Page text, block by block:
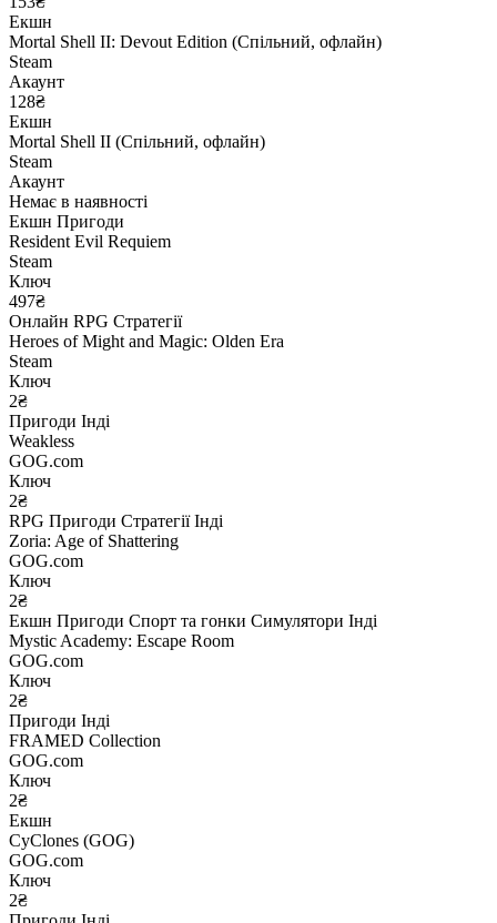
Екшн
Mortal Shell II: Devout Edition (Спільний, офлайн)
Steam
Акаунт
128₴
Екшн
Mortal Shell II (Спільний, офлайн)
Steam
Акаунт
Немає в наявності
Екшн Пригоди
Resident Evil Requiem
Steam
Ключ
497₴
Онлайн RPG Стратегії
Heroes of Might and Magic: Olden Era
Steam
Ключ
2₴
Пригоди Інді
Weakless
GOG.com
Ключ
2₴
RPG Пригоди Стратегії Інді
Zoria: Age of Shattering
GOG.com
Ключ
2₴
Екшн Пригоди Спорт та гонки Симулятори Інді
Mystic Academy: Escape Room
GOG.com
Ключ
2₴
Пригоди Інді
FRAMED Collection
GOG.com
Ключ
2₴
Екшн
CyClones (GOG)
GOG.com
Ключ
2₴